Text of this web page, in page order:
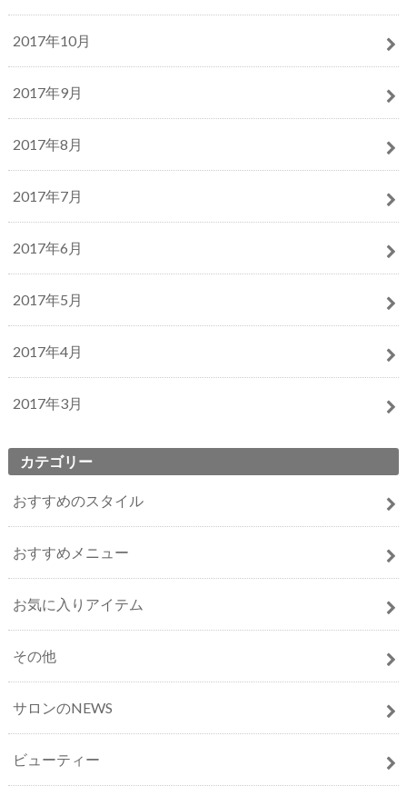
2017年10月
2017年9月
2017年8月
2017年7月
2017年6月
2017年5月
2017年4月
2017年3月
カテゴリー
おすすめのスタイル
おすすめメニュー
お気に入りアイテム
その他
サロンのNEWS
ビューティー